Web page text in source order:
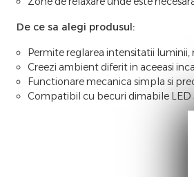
De ce sa alegi produsul:
Permite reglarea intensitatii
Creezi ambient diferit in aceeasi
Functionare mecanica simpla si
Compatibil cu becuri dimabile LED